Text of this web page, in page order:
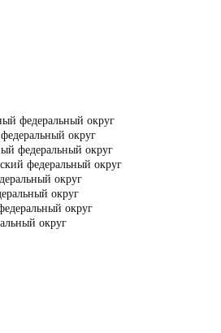
федеральный округ
округ
федеральный округ
федеральный округ
округ
округ
округ
округ